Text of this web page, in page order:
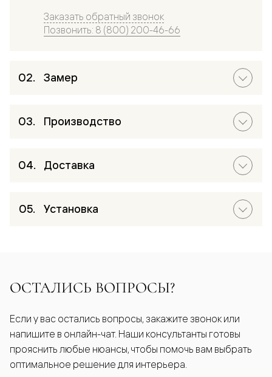
Заказать обратный звонок
Позвонить: 8 (800) 200-46-66
Замер
Производство
Доставка
Установка
ОСТАЛИСЬ ВОПРОСЫ?
Если у вас остались вопросы, закажите звонок или
напишите в онлайн-чат. Наши консультанты готовы
прояснить любые нюансы, чтобы помочь вам выбрать
оптимальное решение для интерьера.